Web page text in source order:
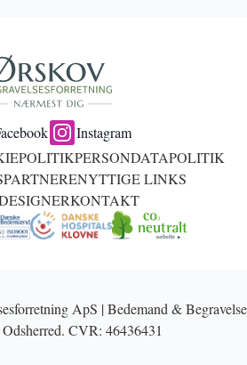
Instagram
PERSONDATAPOLITIK
NYTTIGE LINKS
KONTAKT
ApS | Bedemand & Begravelse
CVR: 46436431